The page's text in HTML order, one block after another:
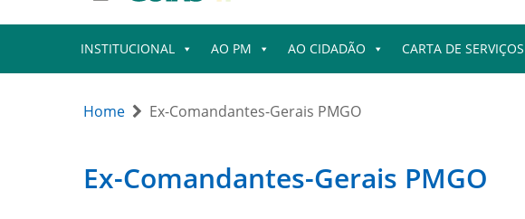
INSTITUCIONAL AO PM AO CIDADÃO CARTA DE SERVIÇOS
Home Ex-Comandantes-Gerais PMGO
Ex-Comandantes-Gerais PMGO